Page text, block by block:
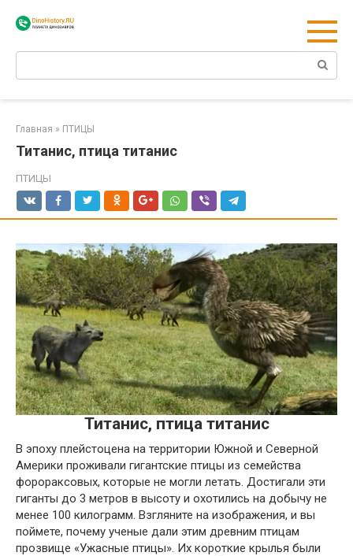
Главная » ПТИЦЫ
Титанис, птица титанис
ПТИЦЫ
Титанис, птица титанис
В эпоху плейстоцена на территории Южной и Северной
Америки проживали гигантские птицы из семейства
форораксовых, которые не могли летать. Достигали эти
гиганты до 3 метров в высоту и охотились на добычу не
менее 100 килограмм. Взгляните на изображения, и вы
поймете, почему ученые дали этим древним птицам
прозвище «Ужасные птицы». Их короткие крылья были